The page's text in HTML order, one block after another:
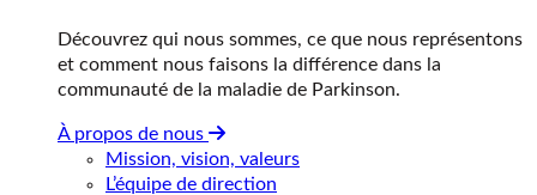
Découvrez qui nous sommes, ce que nous représentons
et comment nous faisons la différence dans la
communauté de la maladie de Parkinson.
À propos de nous
Mission, vision, valeurs
L’équipe de direction